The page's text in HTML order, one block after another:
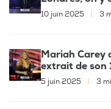
10 juin 2025 3
Mariah Carey
extrait de son
5 juin 2025 3